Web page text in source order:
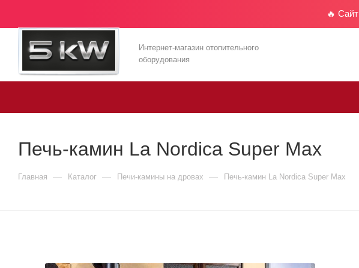
🔥
Интернет-магазин отопительного
оборудования
Печь-камин La Nordica Super Max
Главная — Каталог — Печи-камины на дровах — Печь-камин La Nordica Super Max